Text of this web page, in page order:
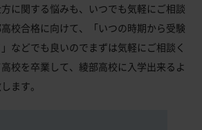
に関する悩みも、いつでも気軽にご相談
校合格に向けて、「いつの時期から受験
などでも良いのでまずは気軽にご相談く
校を卒業して、綾部高校に入学出来るよ
ます。